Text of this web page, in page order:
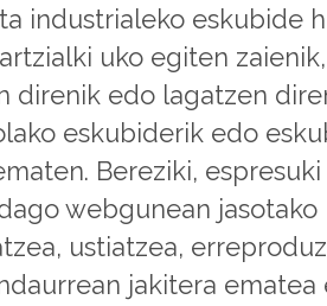
industrialeko eskubide
uko egiten zaienik,
direnik edo lagatzen
eskubiderik edo
Bereziki, espresuki
webgunean jasotako
ustiatzea,
jakitera ematea